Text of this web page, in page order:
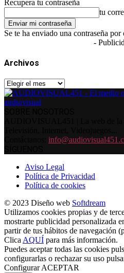
Recupera tu contraseña
tu
Se te ha enviado una contraseña
-
Archivos
Archivos
Aviso Legal
Política de Privacidad
Política de cookies
© 2023 Diseño web Softdream
Utilizamos cookies propias y de
mostrarte publicidad personalizada
partir de tus hábitos de navegación
Clica AQUÍ para más información.
Puedes aceptar todas las cookies
configurarlas o rechazar su uso
Configurar ACEPTAR